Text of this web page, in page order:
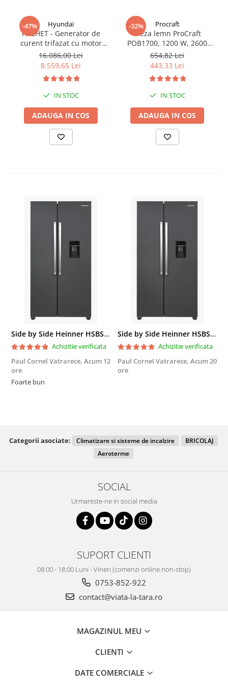
-47% Hyundai
PACHET - Generator de
curent trifazat cu motor
diesel Hyundai DHY8600SE-
T, putere motor 12 CP,
Putere maxima 7.9 kVA,
tensiune 380 / 220 V +
Automatizare trifazata
ATS12-3P
16.086,00 Lei
8.559,65 Lei
IN STOC
ADAUGA IN COS
-32% Procraft
Freza lemn ProCraft
POB1700, 1200 W, 2600
Rpm cu 12 freze pentru
lemn incluse in pachet
654,82 Lei
443,33 Lei
IN STOC
ADAUGA IN COS
Side by Side Heinner HSBS-HM439NFINVDGWDE++, Total No Frost, Compresor Inverter, Dozator Apa, Display Touch LED, 439 L, Clasa E, Gri Antracit Texturat
Achizitie verificata
Paul Cornel Vatrarece, Acum 12
ore
Foarte bun
Side by Side Heinner HSBS-HM439NFINVDGWDE++, Total No Frost, Compresor Inverter, Dozator Apa, Display Touch LED, 439 L, Clasa E, Gri Antracit Texturat
Achizitie verificata
Paul Cornel Vatrarece, Acum 20
ore
Categorii asociate: Climatizare si sisteme de incalzire
BRICOLAJ
Aeroterme
SOCIAL
Urmareste-ne in social media
SUPORT CLIENTI
08:00 - 18:00 Luni - Vineri (comenzi online non-stop)
0753-852-922
contact@viata-la-tara.ro
MAGAZINUL MEU
CLIENTI
DATE COMERCIALE